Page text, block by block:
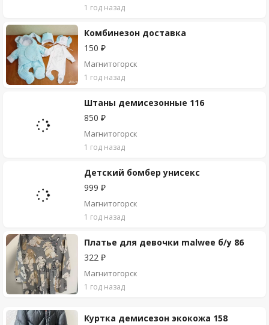
1 год назад
Комбинезон доставка
150 ₽
Магнитогорск
1 год назад
Штаны демисезонные 116
850 ₽
Магнитогорск
1 год назад
Детский бомбер унисекс
999 ₽
Магнитогорск
1 год назад
Платье для девочки malwee б/у 86
322 ₽
Магнитогорск
1 год назад
Куртка демисезон экокожа 158